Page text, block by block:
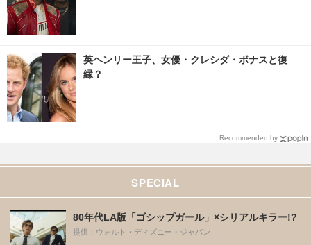
英ヘンリー王子、女優・クレシダ・ボナスと復
縁？
Recommended by
SPECIAL
80年代LA版「ゴシップガール」×シリアルキラー!?
提供：ウォルト・ディズニー・ジャパン